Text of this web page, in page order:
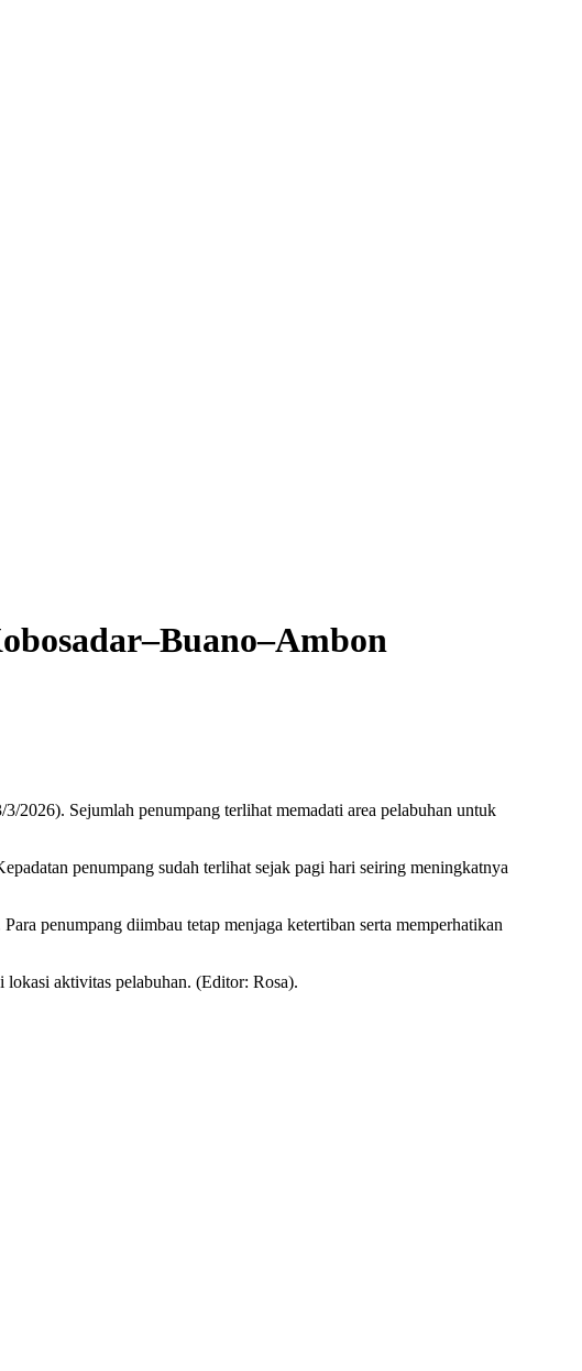
Sejumlah penumpang terlihat memadati area pelabuhan untuk
penumpang sudah terlihat sejak pagi hari seiring meningkatnya
penumpang diimbau tetap menjaga ketertiban serta memperhatikan
aktivitas pelabuhan. (Editor: Rosa).